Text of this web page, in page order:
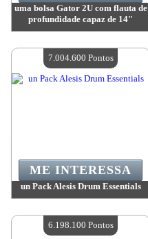
uma bolsa Gator 2U com flauta de
profundidade capaz de 14"
Quantidade disponível:4
un Pack Alesis Drum Essentials
Quantidade disponível:4
ME INTERESSA
7.004.600 Pontos
6.198.100 Pontos